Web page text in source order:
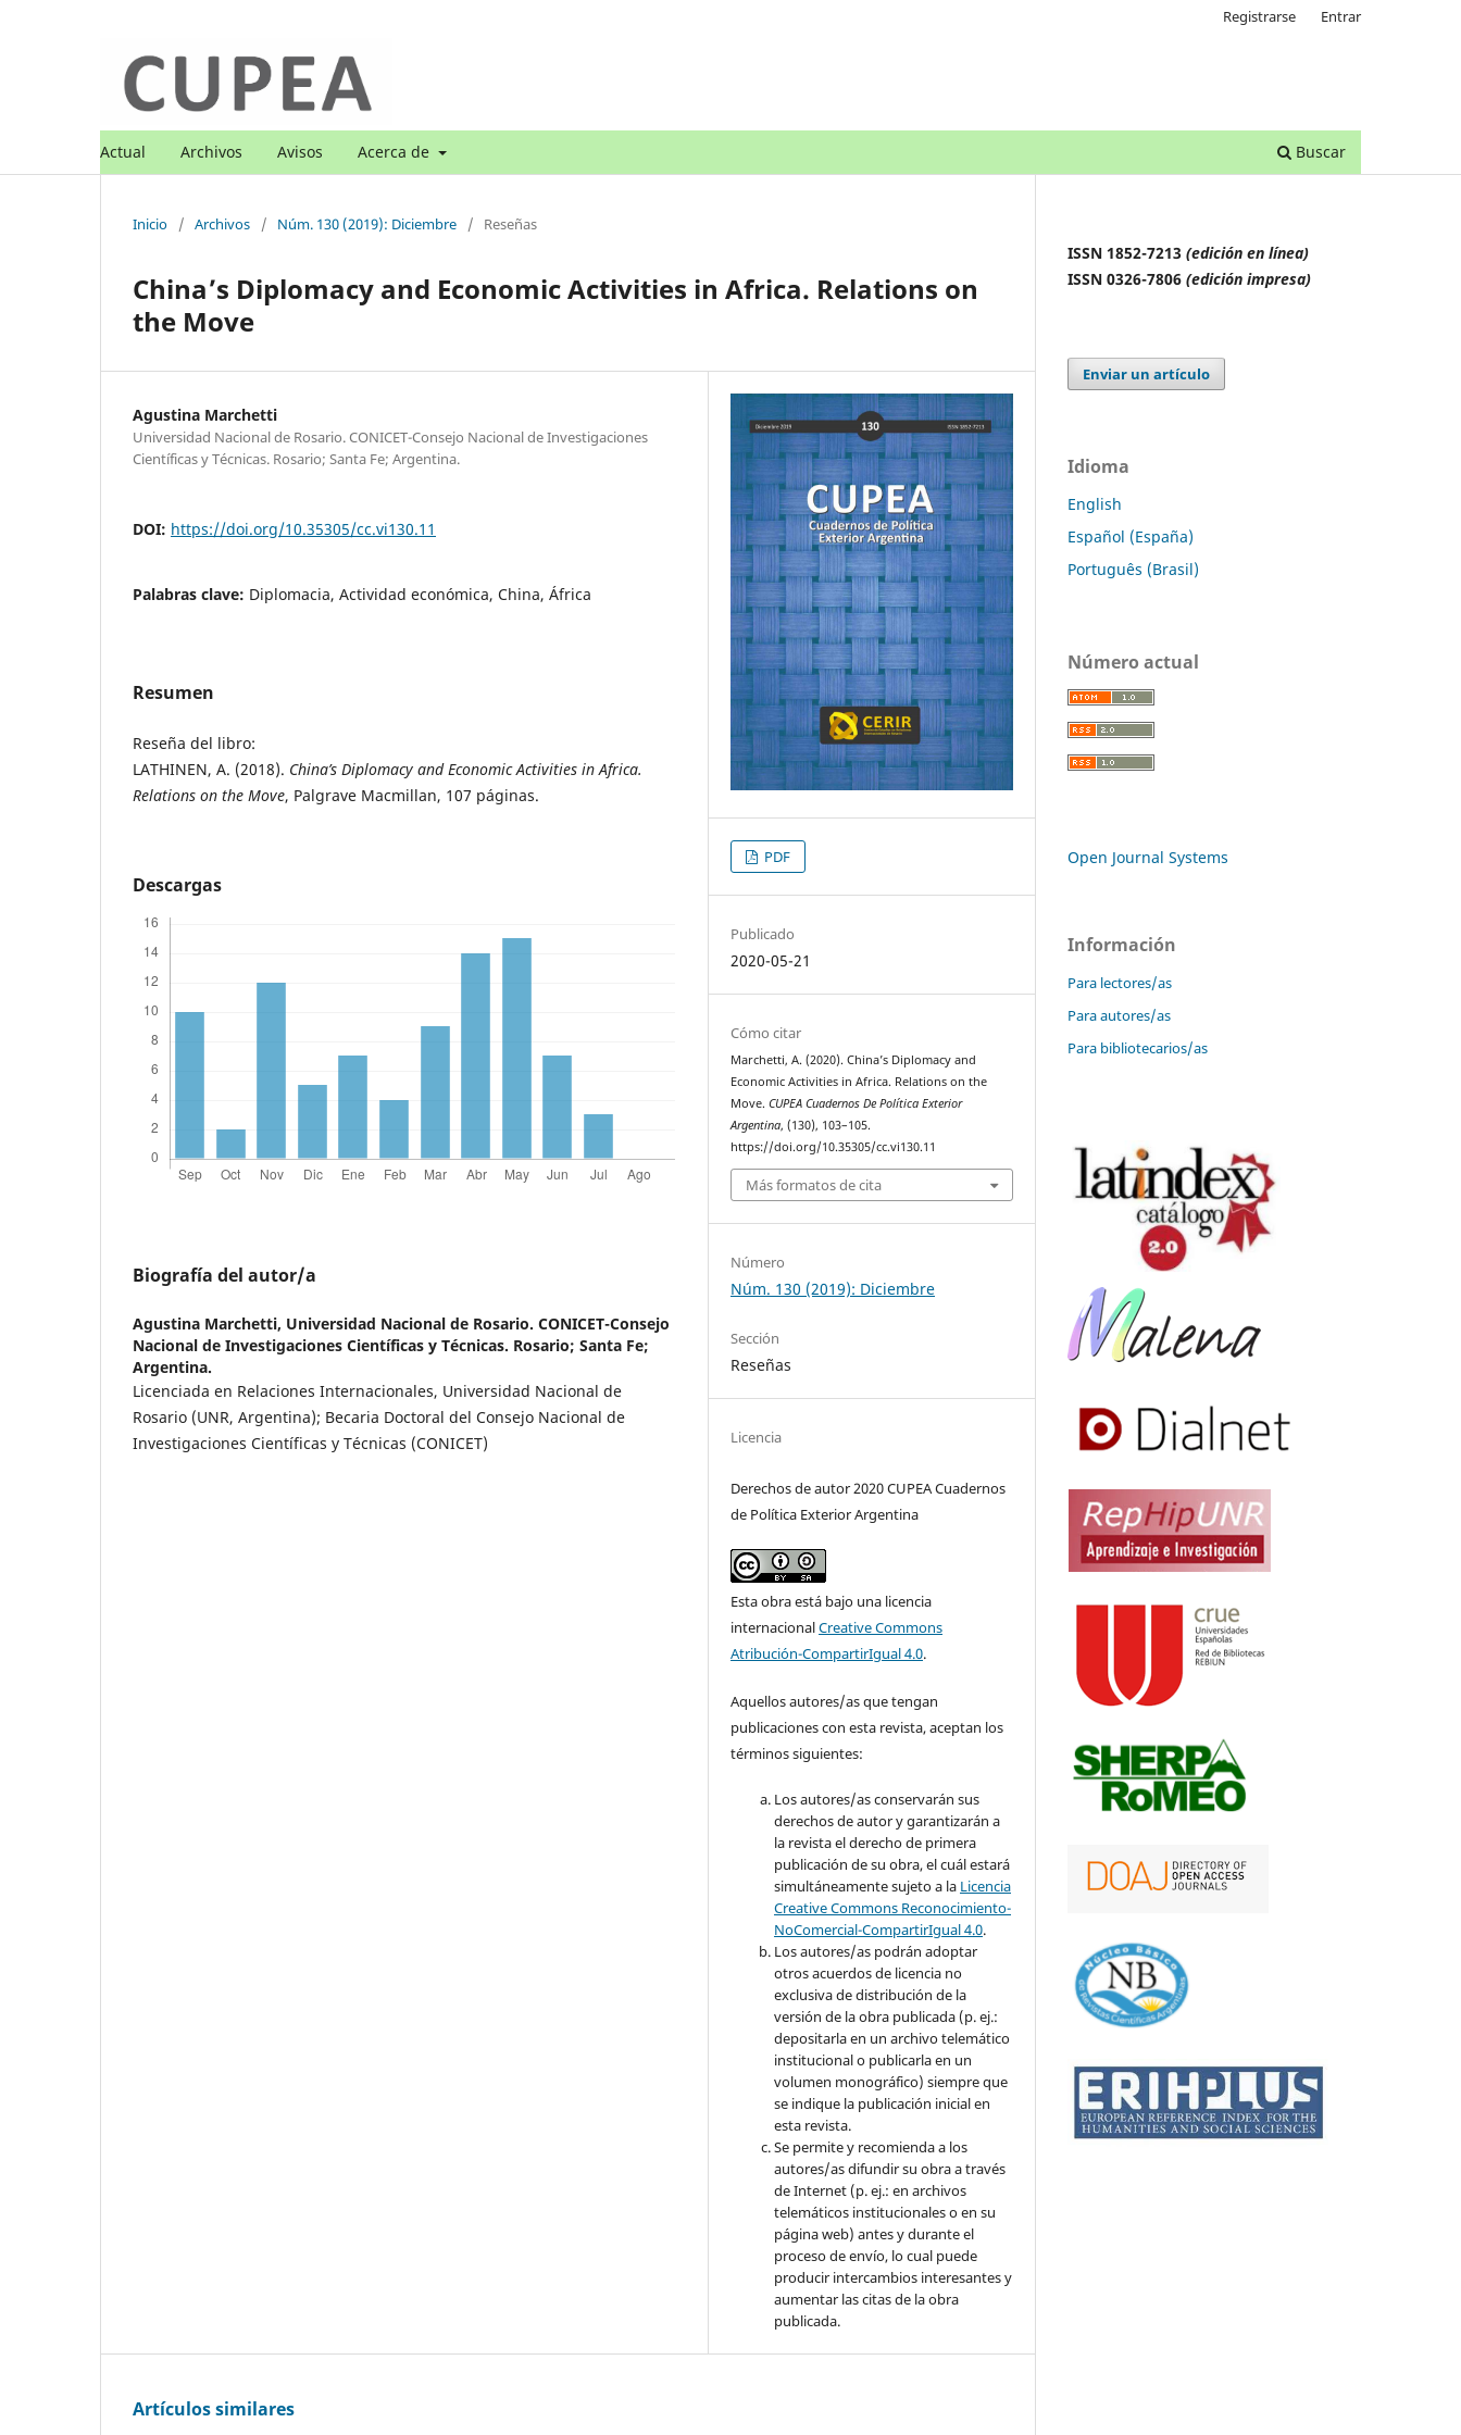
Actual Archivos Avisos Acerca de Buscar
Registrarse Entrar
Inicio / Archivos / Núm. 130 (2019): Diciembre / Reseñas
China’s Diplomacy and Economic Activities in Africa. Relations on
the Move
Agustina Marchetti
Universidad Nacional de Rosario. CONICET-Consejo Nacional de Investigaciones
Científicas y Técnicas. Rosario; Santa Fe; Argentina.
DOI: https://doi.org/10.35305/cc.vi130.11
Palabras clave: Diplomacia, Actividad económica, China, África
Resumen
Reseña del libro:
LATHINEN, A. (2018). China’s Diplomacy and Economic Activities in Africa.
Relations on the Move, Palgrave Macmillan, 107 páginas.
Descargas
Biografía del autor/a
Agustina Marchetti, Universidad Nacional de Rosario. CONICET-Consejo
Nacional de Investigaciones Científicas y Técnicas. Rosario; Santa Fe;
Argentina.
Licenciada en Relaciones Internacionales, Universidad Nacional de
Rosario (UNR, Argentina); Becaria Doctoral del Consejo Nacional de
Investigaciones Científicas y Técnicas (CONICET)
PDF
Publicado
2020-05-21
Cómo citar
Marchetti, A. (2020). China’s Diplomacy and
Economic Activities in Africa. Relations on the
Move.CUPEA Cuadernos De Política Exterior
Argentina, (130), 103–105.
https://doi.org/10.35305/cc.vi130.11
Más formatos de cita
Número
Núm. 130 (2019): Diciembre
Sección
Reseñas
Licencia
Derechos de autor 2020 CUPEA Cuadernos
de Política Exterior Argentina
Esta obra está bajo una licencia
internacionalCreative Commons
Atribución-CompartirIgual 4.0.
Aquellos autores/as que tengan
publicaciones con esta revista, aceptan los
términos siguientes:
Los autores/as conservarán sus
derechos de autor y garantizarán a
la revista el derecho de primera
publicación de su obra, el cuál estará
simultáneamente sujeto a la Licencia
Creative Commons Reconocimiento-
NoComercial-CompartirIgual 4.0.
Los autores/as podrán adoptar
otros acuerdos de licencia no
exclusiva de distribución de la
versión de la obra publicada (p. ej.:
depositarla en un archivo telemático
institucional o publicarla en un
volumen monográfico) siempre que
se indique la publicación inicial en
esta revista.
Se permite y recomienda a los
autores/as difundir su obra a través
de Internet (p. ej.: en archivos
telemáticos institucionales o en su
página web) antes y durante el
proceso de envío, lo cual puede
producir intercambios interesantes y
aumentar las citas de la obra
publicada.
Artículos similares
ISSN 1852-7213 (edición en línea)
ISSN 0326-7806 (edición impresa)
Enviar un artículo
Idioma
English
Español (España)
Português (Brasil)
Número actual
Open Journal Systems
Información
Para lectores/as
Para autores/as
Para bibliotecarios/as